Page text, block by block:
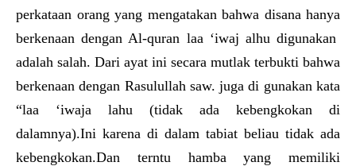
perkataan orang yang mengatakan bahwa disana hanya
berkenaan dengan Al-quran laa ‘iwaj alhu digunakan
adalah salah. Dari ayat ini secara mutlak terbukti bahwa
berkenaan dengan Rasulullah saw. juga di gunakan kata
“laa ‘iwaja lahu (tidak ada kebengkokan di
dalamnya).Ini karena di dalam tabiat beliau tidak ada
kebengkokan.Dan terntu hamba yang memiliki